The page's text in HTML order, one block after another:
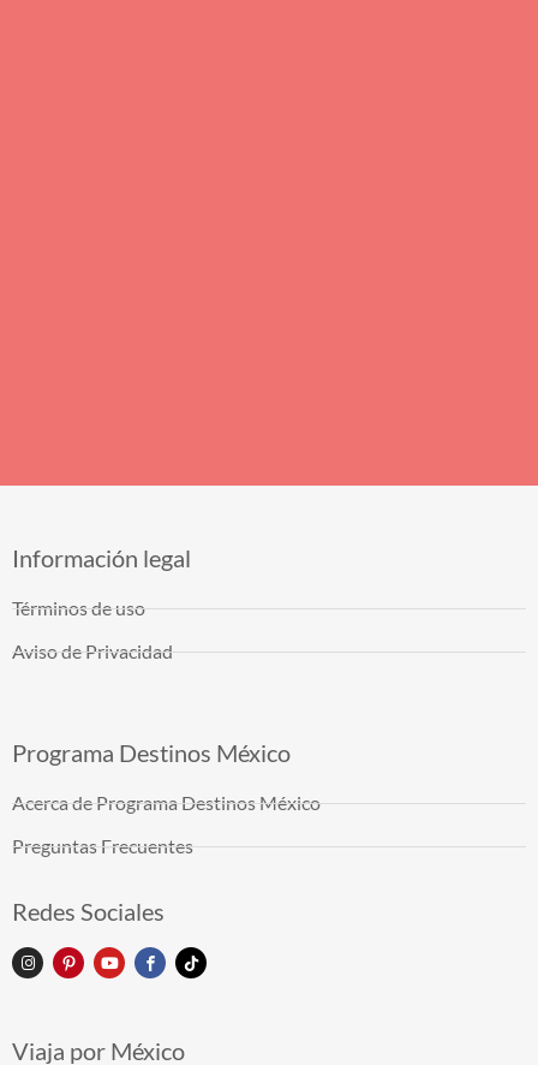
Información legal
Términos de uso
Aviso de Privacidad
Programa Destinos México
Acerca de Programa Destinos México
Preguntas Frecuentes
Redes Sociales
Viaja por México